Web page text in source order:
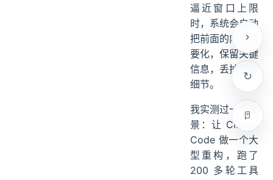
逼近窗口上限
时，系统会自动
把前面的内容摘
要化，保留关键
信息，丢掉冗余
细节。
我实测过一个场
景：让 Claude
Code 做一个大
型重构，跑了
200 多轮工具